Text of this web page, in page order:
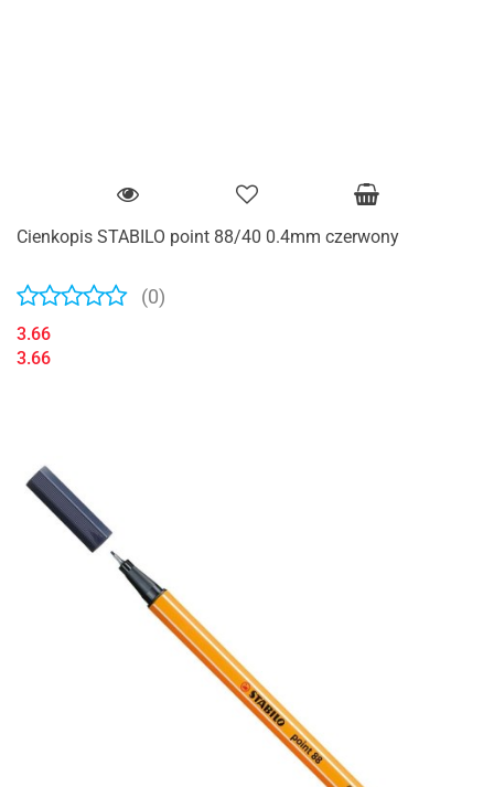
Cienkopis STABILO point 88/40 0.4mm czerwony
(0)
3.66
3.66